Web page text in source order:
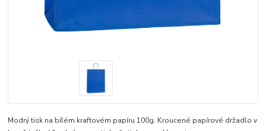
Modrý tisk na bílém kraftovém papíru 100g. Kroucené papírové držadlo v